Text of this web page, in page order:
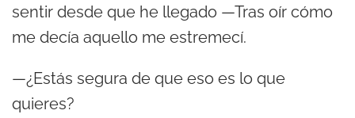
sentir desde que he llegado —Tras oír cómo
me decía aquello me estremecí.
—¿Estás segura de que eso es lo que
quieres?